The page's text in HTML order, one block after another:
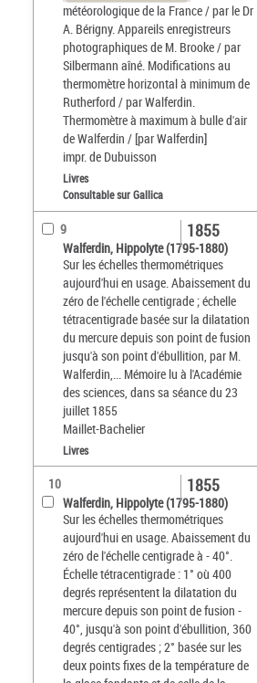
météorologique de la France / par le Dr
A. Bérigny. Appareils enregistreurs
photographiques de M. Brooke / par
Silbermann aîné. Modifications au
thermomètre horizontal à minimum de
Rutherford / par Walferdin.
Thermomètre à maximum à bulle d'air
de Walferdin / [par Walferdin]
impr. de Dubuisson
Livres
Consultable sur Gallica
9
Walferdin, Hippolyte (1795-1880)
Sur les échelles thermométriques
aujourd'hui en usage. Abaissement du
zéro de l'échelle centigrade ; échelle
tétracentigrade basée sur la dilatation
du mercure depuis son point de fusion
jusqu'à son point d'ébullition, par M.
Walferdin,... Mémoire lu à l'Académie
des sciences, dans sa séance du 23
juillet 1855
Maillet-Bachelier
1855
Livres
10
Walferdin, Hippolyte (1795-1880)
Sur les échelles thermométriques
aujourd'hui en usage. Abaissement du
zéro de l'échelle centigrade à - 40°.
Échelle tétracentigrade : 1° où 400
degrés représentent la dilatation du
mercure depuis son point de fusion -
40°, jusqu'à son point d'ébullition, 360
degrés centigrades ; 2° basée sur les
deux points fixes de la température de
1855